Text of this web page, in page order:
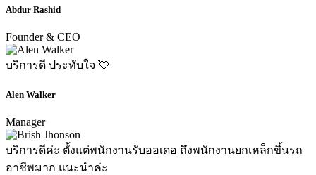
Abdur Rashid
Founder & CEO
บริการดี ประทับใจ 💘
Alen Walker
Manager
บริการดีค่ะ ตั้งแต่พนักงานรับออเดอ ถึงพนักงานยกเหล็กขึ้นรถ
อาชีพมาก แนะนำค่ะ